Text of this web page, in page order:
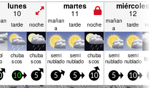
lunes
10
martes
11
miércoles
12
tarde noche mañan
a
tarde noche mañan
a
tarde
chuba
scos
chuba
scos
semi
nublado
semi
nublado
chuba
scos
semi
nublado
semi
nublado
10 5 5 5 10 5 10